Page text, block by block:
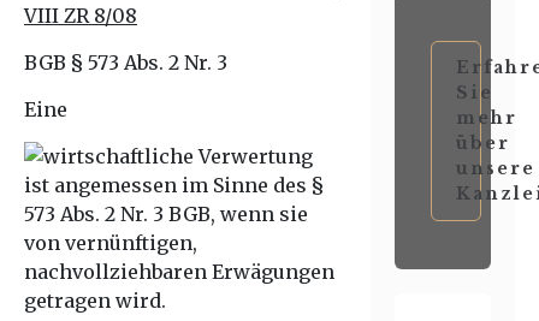
VIII ZR 8/08
BGB § 573 Abs. 2 Nr. 3
Eine
Sie
mehr
über
unsere